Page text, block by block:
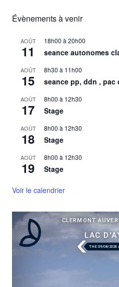
Évènements à venir
AOÛT
11
18h00 à20h00
seance autonomes
AOÛT
15
8h30 à 11h00
seance pp, ddn , pac
AOÛT
17
8h00 à 12h30
Stage
AOÛT
18
8h00 à 12h30
Stage
AOÛT
19
8h00 à 12h30
Stage
Voir le calendrier